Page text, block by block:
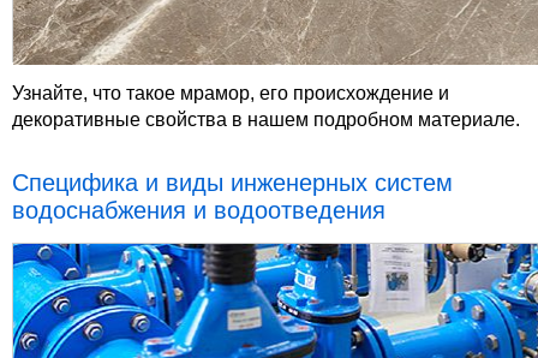
Узнайте, что такое мрамор, его происхождение и
декоративные свойства в нашем подробном материале.
Специфика и виды инженерных систем
водоснабжения и водоотведения